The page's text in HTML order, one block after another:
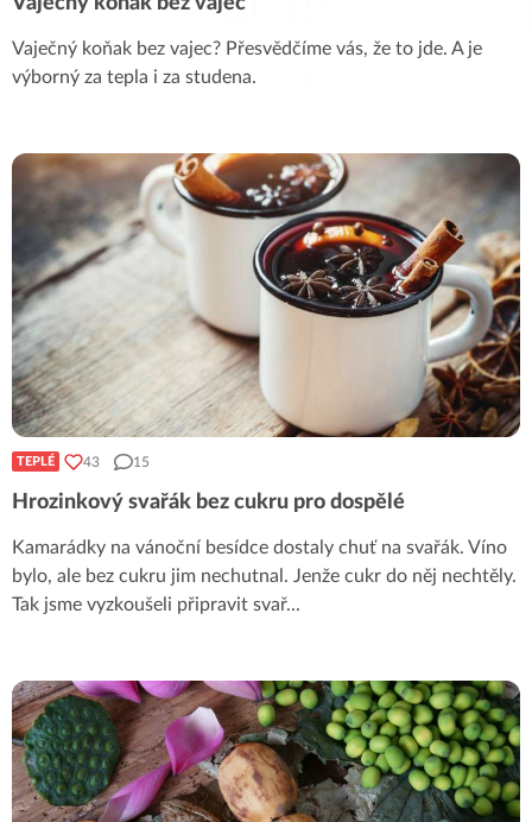
Vaječný koňak bez vajec? Přesvědčíme vás, že to jde. A je
výborný za tepla i za studena.
TEPLÉ 43 15
Hrozinkový svařák bez cukru pro dospělé
Kamarádky na vánoční besídce dostaly chuť na svařák. Víno
bylo, ale bez cukru jim nechutnal. Jenže cukr do něj nechtěly.
Tak jsme vyzkoušeli připravit svař...